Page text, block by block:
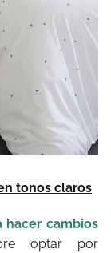
tonos claros
hacer cambios
optar por